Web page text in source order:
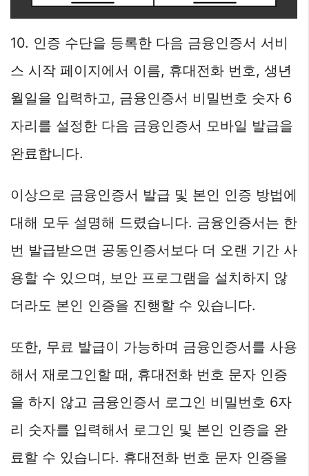
10. 인증 수단을 등록한 다음 금융인증서 서비
스 시작 페이지에서 이름, 휴대전화 번호, 생년
월일을 입력하고, 금융인증서 비밀번호 숫자 6
자리를 설정한 다음 금융인증서 모바일 발급을
완료합니다.
이상으로 금융인증서 발급 및 본인 인증 방법에
대해 모두 설명해 드렸습니다. 금융인증서는 한
번 발급받으면 공동인증서보다 더 오랜 기간 사
용할 수 있으며, 보안 프로그램을 설치하지 않
더라도 본인 인증을 진행할 수 있습니다.
또한, 무료 발급이 가능하며 금융인증서를 사용
해서 재로그인할 때, 휴대전화 번호 문자 인증
을 하지 않고 금융인증서 로그인 비밀번호 6자
리 숫자를 입력해서 로그인 및 본인 인증을 완
료할 수 있습니다. 휴대전화 번호 문자 인증을